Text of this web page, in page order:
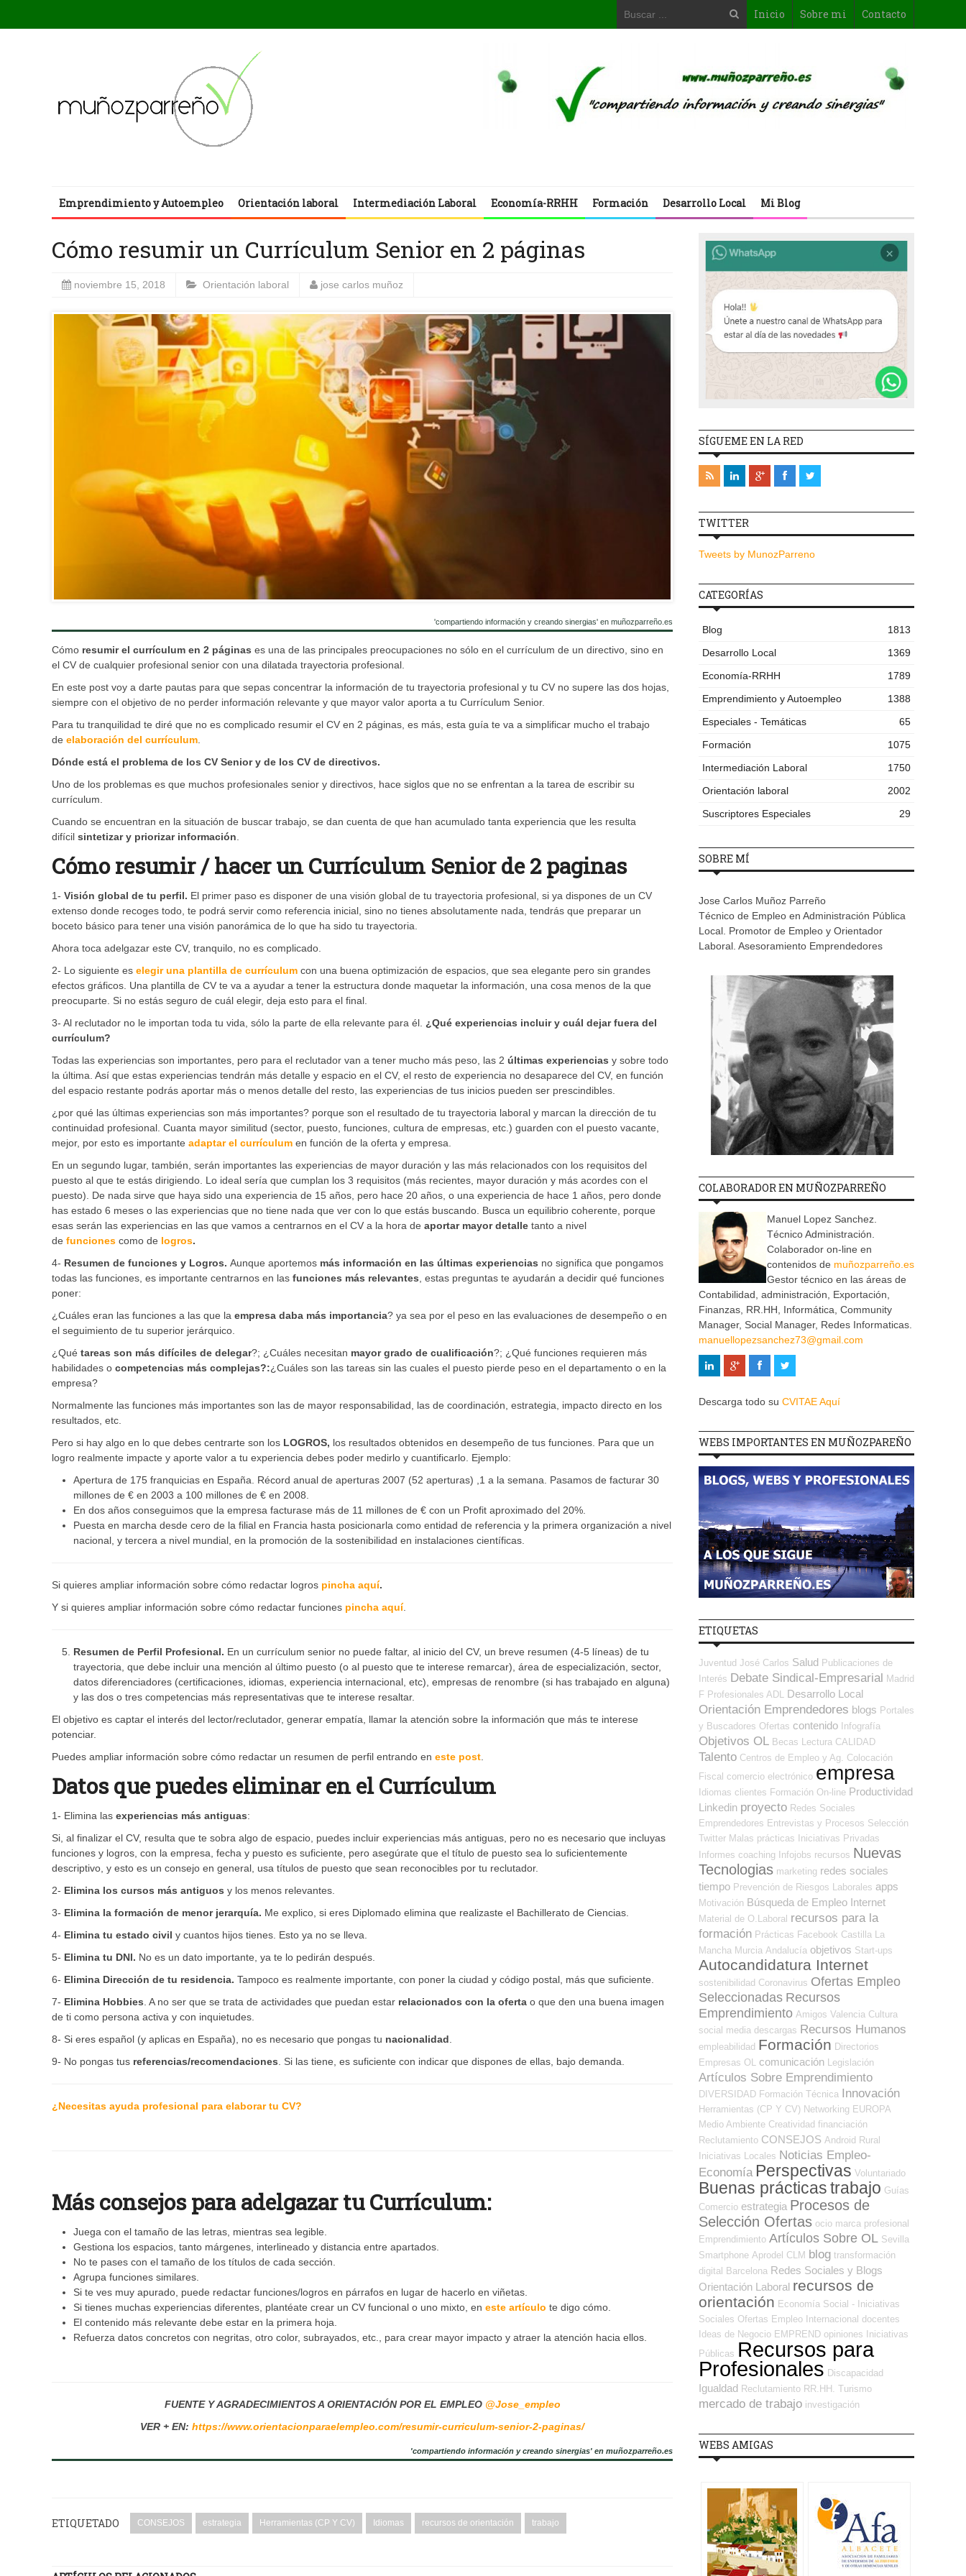
Inicio Sobre mi Contacto
Emprendimiento y Autoempleo Orientación laboral Intermediación Laboral Economía-RRHH Formación Desarrollo Local Mi Blog
Cómo resumir un Currículum Senior en 2 páginas
noviembre 15, 2018 Orientación laboral jose carlos muñoz
'compartiendo información y creando sinergias' en muñozparreño.es
Cómo resumir el currículum en 2 páginas es una de las principales preocupaciones no sólo en el currículum de un directivo, sino en
el CV de cualquier profesional senior con una dilatada trayectoria profesional.
En este post voy a darte pautas para que sepas concentrar la información de tu trayectoria profesional y tu CV no supere las dos hojas,
siempre con el objetivo de no perder información relevante y que mayor valor aporta a tu Currículum Senior.
Para tu tranquilidad te diré que no es complicado resumir el CV en 2 páginas, es más, esta guía te va a simplificar mucho el trabajo
de elaboración del currículum.
Dónde está el problema de los CV Senior y de los CV de directivos.
Uno de los problemas es que muchos profesionales senior y directivos, hace siglos que no se enfrentan a la tarea de escribir su
currículum.
Cuando se encuentran en la situación de buscar trabajo, se dan cuenta de que han acumulado tanta experiencia que les resulta
difícil sintetizar y priorizar información.
Cómo resumir / hacer un Currículum Senior de 2 paginas
1- Visión global de tu perfil. El primer paso es disponer de una visión global de tu trayectoria profesional, si ya dispones de un CV
extenso donde recoges todo, te podrá servir como referencia inicial, sino no tienes absolutamente nada, tendrás que preparar un
boceto básico para tener una visión panorámica de lo que ha sido tu trayectoria.
Ahora toca adelgazar este CV, tranquilo, no es complicado.
2- Lo siguiente es elegir una plantilla de currículum con una buena optimización de espacios, que sea elegante pero sin grandes
efectos gráficos. Una plantilla de CV te va a ayudar a tener la estructura donde maquetar la información, una cosa menos de la que
preocuparte. Si no estás seguro de cuál elegir, deja esto para el final.
3- Al reclutador no le importan toda tu vida, sólo la parte de ella relevante para él. ¿Qué experiencias incluir y cuál dejar fuera del
currículum?
Todas las experiencias son importantes, pero para el reclutador van a tener mucho más peso, las 2 últimas experiencias y sobre todo
la última. Así que estas experiencias tendrán más detalle y espacio en el CV, el resto de experiencia no desaparece del CV, en función
del espacio restante podrás aportar más o menos detalle del resto, las experiencias de tus inicios pueden ser prescindibles.
¿por qué las últimas experiencias son más importantes? porque son el resultado de tu trayectoria laboral y marcan la dirección de tu
continuidad profesional. Cuanta mayor similitud (sector, puesto, funciones, cultura de empresas, etc.) guarden con el puesto vacante,
mejor, por esto es importante adaptar el currículum en función de la oferta y empresa.
En un segundo lugar, también, serán importantes las experiencias de mayor duración y las más relacionados con los requisitos del
puesto al que te estás dirigiendo. Lo ideal sería que cumplan los 3 requisitos (más recientes, mayor duración y más acordes con el
puesto). De nada sirve que haya sido una experiencia de 15 años, pero hace 20 años, o una experiencia de hace 1 años, pero donde
has estado 6 meses o las experiencias que no tiene nada que ver con lo que estás buscando. Busca un equilibrio coherente, porque
esas serán las experiencias en las que vamos a centrarnos en el CV a la hora de aportar mayor detalle tanto a nivel
de funciones como de logros.
4- Resumen de funciones y Logros. Aunque aportemos más información en las últimas experiencias no significa que pongamos
todas las funciones, es importante centrarnos en las funciones más relevantes, estas preguntas te ayudarán a decidir qué funciones
poner:
¿Cuáles eran las funciones a las que la empresa daba más importancia? ya sea por el peso en las evaluaciones de desempeño o en
el seguimiento de tu superior jerárquico.
¿Qué tareas son más difíciles de delegar?; ¿Cuáles necesitan mayor grado de cualificación?; ¿Qué funciones requieren más
habilidades o competencias más complejas?:¿Cuáles son las tareas sin las cuales el puesto pierde peso en el departamento o en la
empresa?
Normalmente las funciones más importantes son las de mayor responsabilidad, las de coordinación, estrategia, impacto directo en los
resultados, etc.
Pero si hay algo en lo que debes centrarte son los LOGROS, los resultados obtenidos en desempeño de tus funciones. Para que un
logro realmente impacte y aporte valor a tu experiencia debes poder medirlo y cuantificarlo. Ejemplo:
Apertura de 175 franquicias en España. Récord anual de aperturas 2007 (52 aperturas) ,1 a la semana. Pasamos de facturar 30
millones de € en 2003 a 100 millones de € en 2008.
En dos años conseguimos que la empresa facturase más de 11 millones de € con un Profit aproximado del 20%.
Puesta en marcha desde cero de la filial en Francia hasta posicionarla como entidad de referencia y la primera organización a nivel
nacional, y tercera a nivel mundial, en la promoción de la sostenibilidad en instalaciones científicas.
Si quieres ampliar información sobre cómo redactar logros pincha aquí.
Y si quieres ampliar información sobre cómo redactar funciones pincha aquí.
Resumen de Perfil Profesional. En un currículum senior no puede faltar, al inicio del CV, un breve resumen (4-5 líneas) de tu
trayectoria, que debe incluir una mención al último puesto (o al puesto que te interese remarcar), área de especialización, sector,
datos diferenciadores (certificaciones, idiomas, experiencia internacional, etc), empresas de renombre (si has trabajado en alguna)
y las dos o tres competencias más representativas que te interese resaltar.
El objetivo es captar el interés del lector/reclutador, generar empatía, llamar la atención sobre la información que más te interese
potenciar.
Puedes ampliar información sobre cómo redactar un resumen de perfil entrando en este post.
Datos que puedes eliminar en el Currículum
1- Elimina las experiencias más antiguas:
Si, al finalizar el CV, resulta que te sobra algo de espacio, puedes incluir experiencias más antiguas, pero no es necesario que incluyas
funciones y logros, con la empresa, fecha y puesto es suficiente, pero asegúrate que el título de puesto sea lo suficientemente
descriptivo, y esto es un consejo en general, usa títulos de puesto que sean reconocibles por tu reclutador.
2- Elimina los cursos más antiguos y los menos relevantes.
3- Elimina la formación de menor jerarquía. Me explico, si eres Diplomado elimina que realizaste el Bachillerato de Ciencias.
4- Elimina tu estado civil y cuantos hijos tienes. Esto ya no se lleva.
5- Elimina tu DNI. No es un dato importante, ya te lo pedirán después.
6- Elimina Dirección de tu residencia. Tampoco es realmente importante, con poner la ciudad y código postal, más que suficiente.
7- Elimina Hobbies. A no ser que se trata de actividades que puedan estar relacionados con la oferta o que den una buena imagen
de ti como persona activa y con inquietudes.
8- Si eres español (y aplicas en España), no es necesario que pongas tu nacionalidad.
9- No pongas tus referencias/recomendaciones. Si las tiene, es suficiente con indicar que dispones de ellas, bajo demanda.
¿Necesitas ayuda profesional para elaborar tu CV?
Más consejos para adelgazar tu Currículum:
Juega con el tamaño de las letras, mientras sea legible.
Gestiona los espacios, tanto márgenes, interlineado y distancia entre apartados.
No te pases con el tamaño de los títulos de cada sección.
Agrupa funciones similares.
Si te ves muy apurado, puede redactar funciones/logros en párrafos en lugar de hacerlo en viñetas.
Si tienes muchas experiencias diferentes, plantéate crear un CV funcional o uno mixto, en este artículo te digo cómo.
El contenido más relevante debe estar en la primera hoja.
Refuerza datos concretos con negritas, otro color, subrayados, etc., para crear mayor impacto y atraer la atención hacia ellos.
FUENTE Y AGRADECIMIENTOS A ORIENTACIÓN POR EL EMPLEO @Jose_empleo
VER + EN: https://www.orientacionparaelempleo.com/resumir-curriculum-senior-2-paginas/
'compartiendo información y creando sinergias' en muñozparreño.es
ETIQUETADO CONSEJOS estrategia Herramientas (CP Y CV) Idiomas recursos de orientación trabajo
SÍGUEME EN LA RED
TWITTER
Tweets by MunozParreno
CATEGORÍAS
Blog
1813
Desarrollo Local
1369
Economía-RRHH
1789
Emprendimiento y Autoempleo
1388
Especiales - Temáticas
65
Formación
1075
Intermediación Laboral
1750
Orientación laboral
2002
Suscriptores Especiales
29
SOBRE MÍ
Jose Carlos Muñoz Parreño
Técnico de Empleo en Administración Pública
Local. Promotor de Empleo y Orientador
Laboral. Asesoramiento Emprendedores
COLABORADOR EN MUÑOZPARREÑO
Manuel Lopez Sanchez.
Técnico Administración.
Colaborador on-line en
contenidos de muñozparreño.es
Gestor técnico en las áreas de
Contabilidad, administración, Exportación,
Finanzas, RR.HH, Informática, Community
Manager, Social Manager, Redes Informaticas.
manuellopezsanchez73@gmail.com
Descarga todo su CVITAE Aquí
WEBS IMPORTANTES EN MUÑOZPAREÑO
ETIQUETAS
Juventud José Carlos Salud Publicaciones de
Interés Debate Sindical-Empresarial Madrid
F Profesionales ADL
Desarrollo Local
Orientación Emprendedores blogs Portales
y Buscadores Ofertas contenido Infografía
Objetivos OL Becas Lectura CALIDAD
Talento Centros de Empleo y Ag. Colocación
Fiscal comercio electrónico empresa
Idiomas clientes Formación On-line Productividad
Linkedin proyecto Redes Sociales
Emprendedores Entrevistas y Procesos Selección
Twitter Malas prácticas
Iniciativas Privadas
Informes coaching Infojobs recursos Nuevas
Tecnologias marketing redes sociales
tiempo Prevención de Riesgos Laborales apps
Motivación Búsqueda de Empleo Internet
Material de O.Laboral recursos para la
formación Prácticas Facebook Castilla La
Mancha Murcia Andalucía objetivos Start-ups
Autocandidatura Internet
sostenibilidad Coronavirus Ofertas Empleo
Seleccionadas Recursos
Emprendimiento Amigos Valencia Cultura
social media descargas Recursos Humanos
empleabilidad Formación Directorios
Empresas OL
comunicación Legislación
Artículos Sobre Emprendimiento
DIVERSIDAD Formación Técnica Innovación
Herramientas (CP Y CV) Networking EUROPA
Medio Ambiente Creatividad financiación
Reclutamiento CONSEJOS Android Rural
Iniciativas Locales Noticias Empleo-
Economía Perspectivas Voluntariado
Buenas prácticastrabajo Guías
Comercio estrategia Procesos de
Selección Ofertas ocio marca profesional
Emprendimiento Artículos Sobre OL Sevilla
Smartphone Aprodel CLM blog transformación
digital
Barcelona Redes Sociales y Blogs
Orientación Laboral recursos de
orientación Economía Social - Iniciativas
Sociales Ofertas Empleo Internacional docentes
Ideas de Negocio EMPREND opiniones
Iniciativas
Públicas Recursos para
Profesionales Discapacidad
Igualdad Reclutamiento RR.HH. Turismo
mercado de trabajo investigación
WEBS AMIGAS